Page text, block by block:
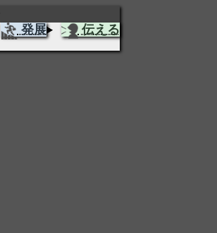
発展 伝える